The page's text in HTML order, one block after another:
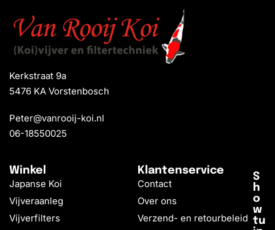
Kerkstraat 9a
5476 KA Vorstenbosch
Peter@vanrooij-koi.nl
06-18550025
Winkel
Japanse Koi
Vijveraanleg
Vijverfilters
Klantenservice
Contact
Over ons
Verzend- en retourbeleid
S
h
o
w
tu